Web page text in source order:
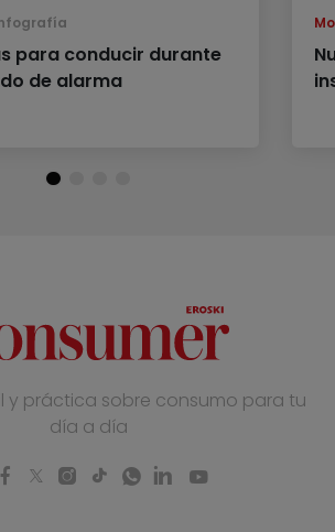
para conducir durante
de alarma
y práctica sobre consumo para tu
día a día